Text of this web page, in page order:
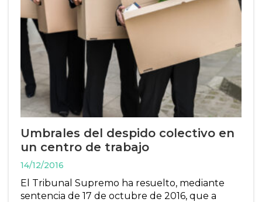
Umbrales del despido colectivo en
un centro de trabajo
14/12/2016
El Tribunal Supremo ha resuelto, mediante
sentencia de 17 de octubre de 2016, que a